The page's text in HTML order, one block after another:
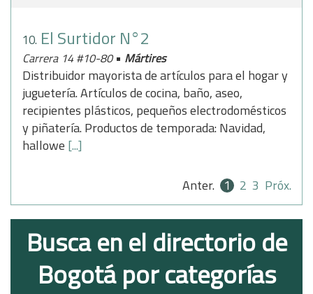
10. El Surtidor N°2
Carrera 14 #10-80 • Mártires
Distribuidor mayorista de artículos para el hogar y
juguetería. Artículos de cocina, baño, aseo,
recipientes plásticos, pequeños electrodomésticos
y piñatería. Productos de temporada: Navidad,
hallowe [...]
Anter. 1 2 3 Próx.
Busca en el directorio de
Bogotá por categorías